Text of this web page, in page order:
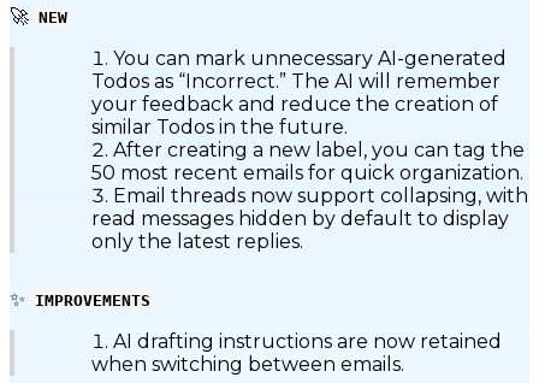
🚀 NEW
You can mark unnecessary AI-generated
Todos as “Incorrect.” The AI will remember
your feedback and reduce the creation of
similar Todos in the future.
After creating a new label, you can tag the
50 most recent emails for quick organization.
Email threads now support collapsing, with
read messages hidden by default to display
only the latest replies.
✨ IMPROVEMENTS
AI drafting instructions are now retained
when switching between emails.